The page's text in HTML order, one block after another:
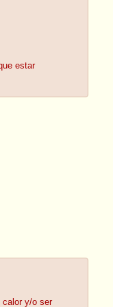
estar
calor y/o ser